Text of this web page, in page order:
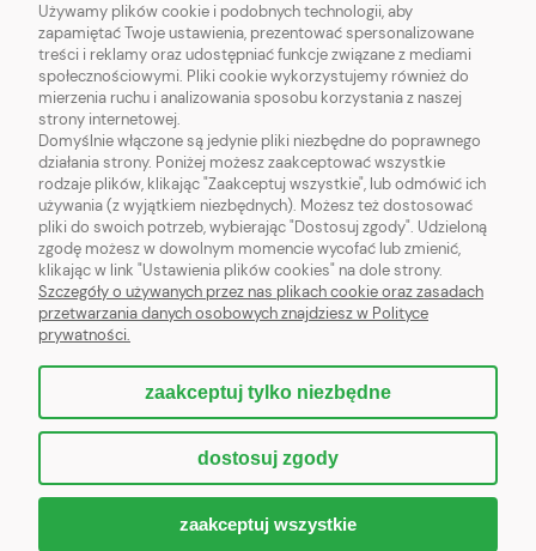
O NAS
MODELE DOMÓW
SPÓŁKA Z OGRANICZONĄ ODPOWIEDZIALNOŚCIĄ
Rondo Organizacji Narodów Zjednoczonych 1, 00-124 Warszawa
NIP: 5252975353; REGON: 526629618, KRS:0001062138
{contact_form}
Sklep internetowy Shoper.pl
Używamy plików cookie i podobnych technologii, aby
zapamiętać Twoje ustawienia, prezentować spersonalizowane
treści i reklamy oraz udostępniać funkcje związane z mediami
społecznościowymi. Pliki cookie wykorzystujemy również do
mierzenia ruchu i analizowania sposobu korzystania z naszej
strony internetowej.
Domyślnie włączone są jedynie pliki niezbędne do poprawnego
działania strony. Poniżej możesz zaakceptować wszystkie
rodzaje plików, klikając "Zaakceptuj wszystkie", lub odmówić ich
używania (z wyjątkiem niezbędnych). Możesz też dostosować
pliki do swoich potrzeb, wybierając "Dostosuj zgody". Udzieloną
zgodę możesz w dowolnym momencie wycofać lub zmienić,
klikając w link "Ustawienia plików cookies" na dole strony.
Szczegóły o używanych przez nas plikach cookie oraz zasadach
przetwarzania danych osobowych znajdziesz w Polityce
prywatności.
zaakceptuj tylko niezbędne
dostosuj zgody
zaakceptuj wszystkie